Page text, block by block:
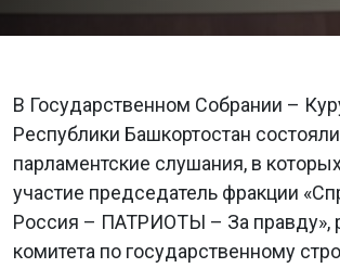
В Государственном Собрании –
Республики Башкортостан
парламентские слушания, в
участие председатель фракции
Россия – ПАТРИОТЫ – За правду»,
комитета по государственному